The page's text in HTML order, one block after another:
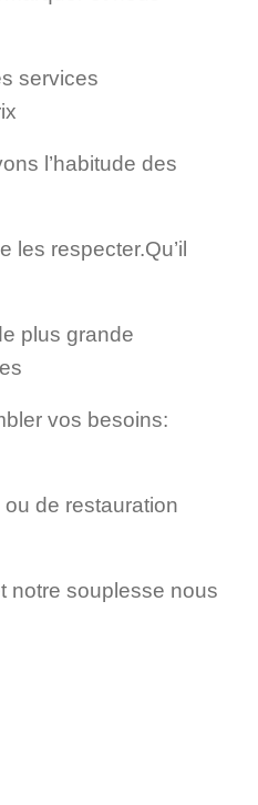
services
l’habitude des
les respecter.Qu’il
plus grande
vos besoins:
de restauration
notre souplesse nous